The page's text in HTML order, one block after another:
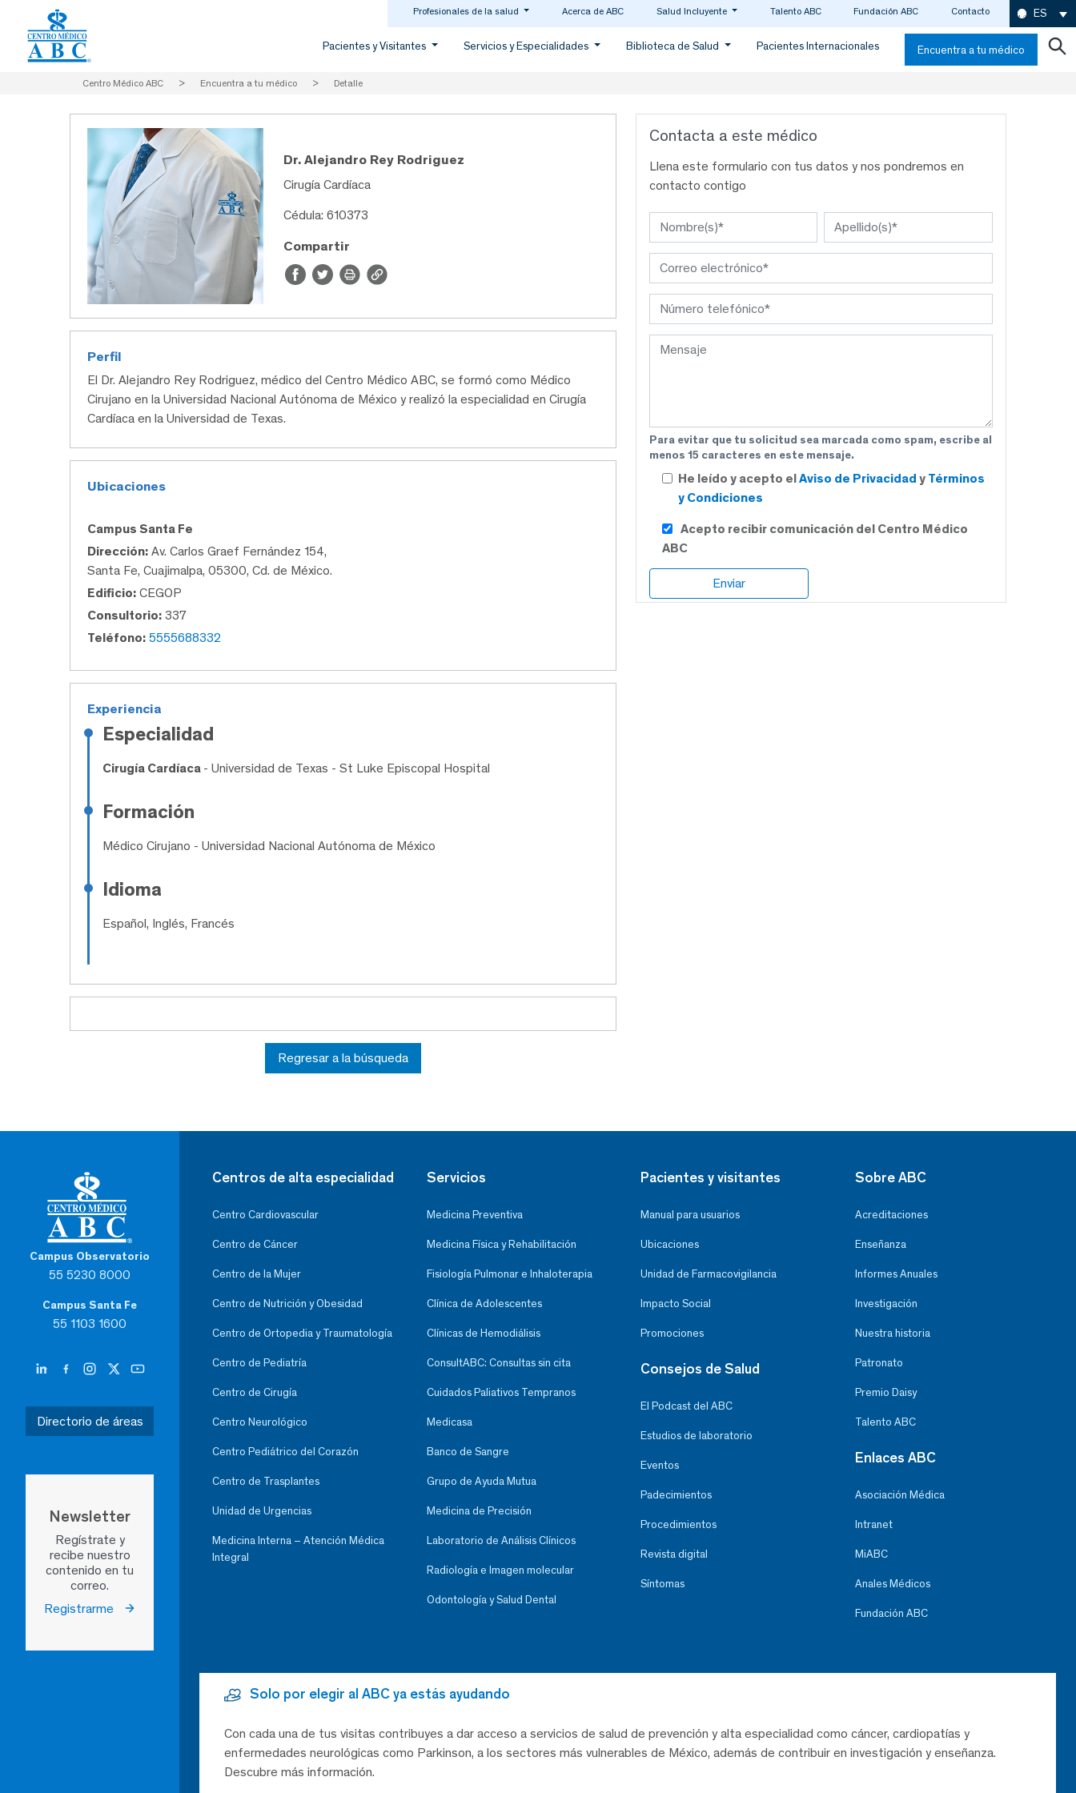
Profesionales de la salud Acerca de ABC Salud Incluyente Talento ABC Fundación ABC Contacto ES
Pacientes y Visitantes Servicios y Especialidades Biblioteca de Salud Pacientes Internacionales Encuentra a tu médico
Centro Médico ABC > Encuentra a tu médico > Detalle
Dr. Alejandro Rey Rodriguez
Cirugía Cardíaca
Cédula: 610373
Compartir
Perfil
El Dr. Alejandro Rey Rodriguez, médico del Centro Médico ABC, se formó como Médico
Cirujano en la Universidad Nacional Autónoma de México y realizó la especialidad en Cirugía
Cardíaca en la Universidad de Texas.
Ubicaciones
Campus Santa Fe
Dirección: Av. Carlos Graef Fernández 154,
Santa Fe, Cuajimalpa, 05300, Cd. de México.
Edificio: CEGOP
Consultorio: 337
Teléfono: 5555688332
Experiencia
Especialidad
Cirugía Cardíaca - Universidad de Texas - St Luke Episcopal Hospital
Formación
Médico Cirujano - Universidad Nacional Autónoma de México
Idioma
Español, Inglés, Francés
Regresar a la búsqueda
Contacta a este médico
Llena este formulario con tus datos y nos pondremos en
contacto contigo
Para evitar que tu solicitud sea marcada como spam, escribe al
menos 15 caracteres en este mensaje.
He leído y acepto elAviso de Privacidad y Términos
y Condiciones
Acepto recibir comunicación del Centro Médico
ABC
Campus Observatorio
55 5230 8000
Campus Santa Fe
55 1103 1600
Directorio de áreas
Newsletter
Regístrate y
recibe nuestro
contenido en tu
correo.
Registrarme
Centros de alta especialidad
Centro Cardiovascular
Centro de Cáncer
Centro de la Mujer
Centro de Nutrición y Obesidad
Centro de Ortopedia y Traumatología
Centro de Pediatría
Centro de Cirugía
Centro Neurológico
Centro Pediátrico del Corazón
Centro de Trasplantes
Unidad de Urgencias
Medicina Interna – Atención Médica
Integral
Servicios
Medicina Preventiva
Medicina Física y Rehabilitación
Fisiología Pulmonar e Inhaloterapia
Clínica de Adolescentes
Clínicas de Hemodiálisis
ConsultABC: Consultas sin cita
Cuidados Paliativos Tempranos
Medicasa
Banco de Sangre
Grupo de Ayuda Mutua
Medicina de Precisión
Laboratorio de Análisis Clínicos
Radiología e Imagen molecular
Odontología y Salud Dental
Pacientes y visitantes
Manual para usuarios
Ubicaciones
Unidad de Farmacovigilancia
Impacto Social
Promociones
Consejos de Salud
El Podcast del ABC
Estudios de laboratorio
Eventos
Padecimientos
Procedimientos
Revista digital
Síntomas
Sobre ABC
Acreditaciones
Enseñanza
Informes Anuales
Investigación
Nuestra historia
Patronato
Premio Daisy
Talento ABC
Enlaces ABC
Asociación Médica
Intranet
MiABC
Anales Médicos
Fundación ABC
Solo por elegir al ABC ya estás ayudando
Con cada una de tus visitas contribuyes a dar acceso a servicios de salud de prevención y alta especialidad como cáncer, cardiopatías y
enfermedades neurológicas como Parkinson, a los sectores más vulnerables de México, además de contribuir en investigación y enseñanza.
Descubre más información.